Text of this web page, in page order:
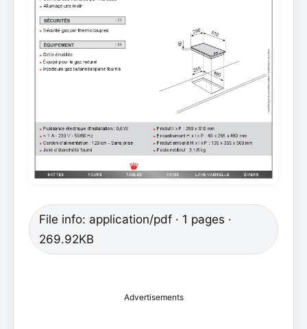
File info: application/pdf · 1 pages ·
269.92KB
Advertisements